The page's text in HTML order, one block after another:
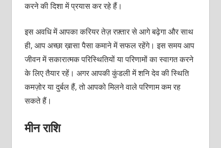
करने की दिशा में प्रयास कर रहे हैं।
इस अवधि में आपका करियर तेज़ रफ़्तार से आगे बढ़ेगा और साथ
ही, आप अच्छा ख़ासा पैसा कमाने में सफल रहेंगे। इस समय आप
जीवन में सकारात्मक परिस्थितियों या परिणामों का स्वागत करने
के लिए तैयार रहें। अगर आपकी कुंडली में शनि देव की स्थिति
कमज़ोर या दुर्बल हैं, तो आपको मिलने वाले परिणाम कम रह
सकते हैं।
मीन राशि